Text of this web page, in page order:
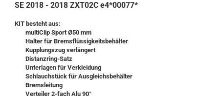
SE 2018 - 2018 ZXT02C e4*00077*
KIT besteht aus:
multiClip Sport Ø50 mm
Halter für Bremsflüssigkeitsbehälter
Kupplungszug verlängert
Distanzring-Satz
Unterlagen für Verkleidung
Schlauchstück für Ausgleichsbehälter
Bremsleitung
Verteiler 2-fach Alu 90°